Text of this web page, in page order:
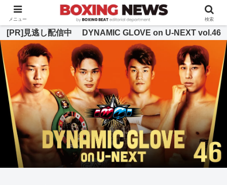
BOXING BEAT [ボクシング・ビート] 公式サイト
[PR]見逃し配信中 DYNAMIC GLOVE on U-NEXT vol.46
メニュー 検索